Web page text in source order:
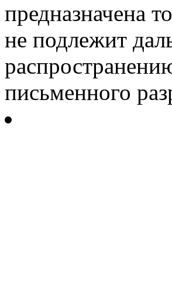
предназначена
не подлежит
письменного